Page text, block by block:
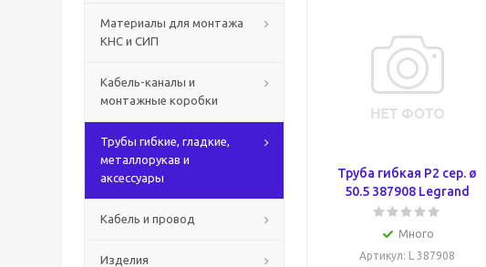
Материалы для монтажа
КНС и СИП
Кабель-каналы и
монтажные коробки
Трубы гибкие, гладкие,
металлорукав и
аксессуары
Кабель и провод
Изделия
Труба гибкая P2 сер. ø
50.5 387908 Legrand
Много
Артикул: L 387908